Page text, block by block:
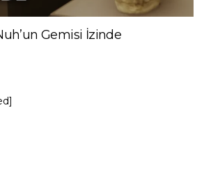
Gemisi İzinde